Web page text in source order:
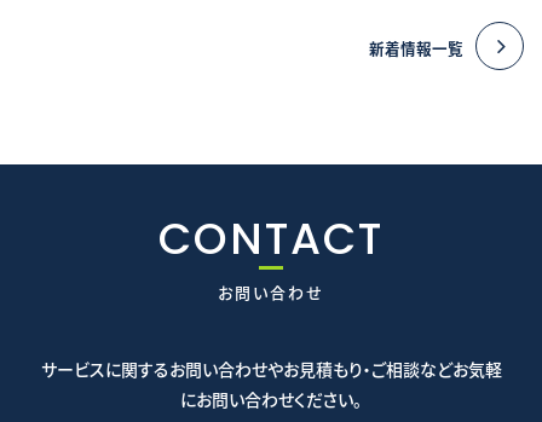
新着情報一覧
CONTACT
お問い合わせ
サービスに関するお問い合わせやお見積もり・ご相談などお気軽
にお問い合わせください。